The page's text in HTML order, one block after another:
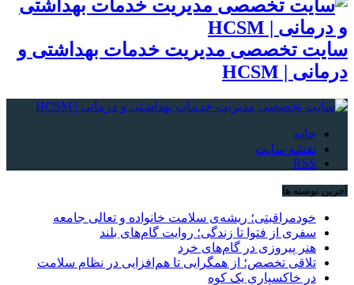
سایت تخصصی مدیریت خدمات بهداشتی و
درمانی | HCSM
خانه
نقشه سایت
RSS
آخرین نوشته ها
خودمراقبتی؛ ریشه‌ی سلامت خانواده و تعالی جامعه
سفری از فتوا تا زندگی؛ روایت گام‌های بلند
هنر پیروزی در گام‌های خرد
تلاقی تخصص؛ از همگرایی تا هم‌افزایی در نظام سلامت
در خاکسپاریِ یک کوه